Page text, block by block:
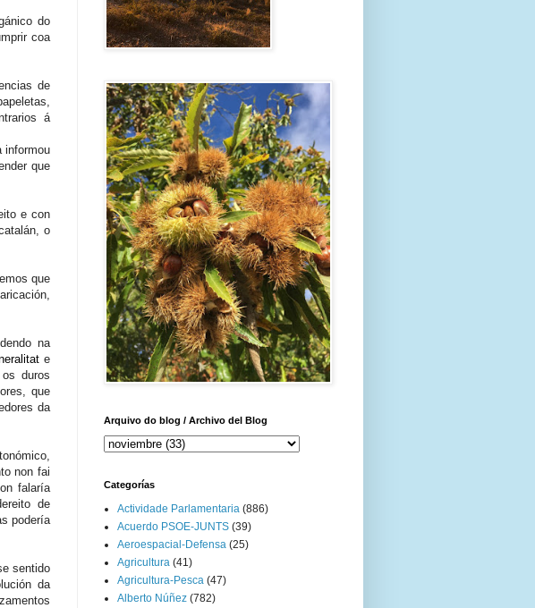
do
coa
de
á
informou
que
e con
o
que
na
e
duros
que
da
non fai
falaría
de
podería
sentido
da
Arquivo do blog / Archivo del Blog
Categorías
Actividade Parlamentaria (886)
Acuerdo PSOE-JUNTS (39)
Aeroespacial-Defensa (25)
Agricultura (41)
Agricultura-Pesca (47)
Alberto Núñez (782)